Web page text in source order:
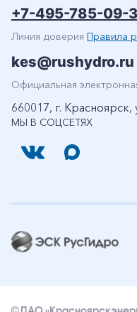
МЫ В СОЦСЕТЯХ
+7-495-785-09-
Линия доверия Правила
kes@rushydro.ru
Официальная
660017, г.